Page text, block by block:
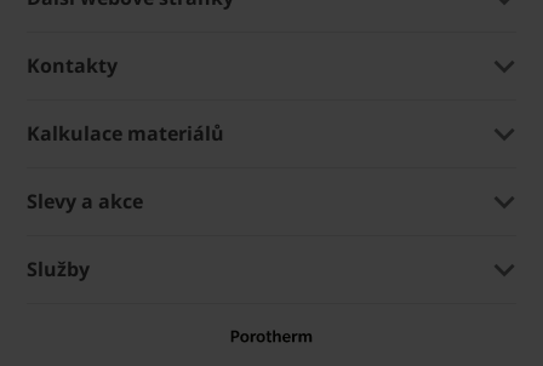
Kontakty
Kalkulace materiálů
Slevy a akce
Služby